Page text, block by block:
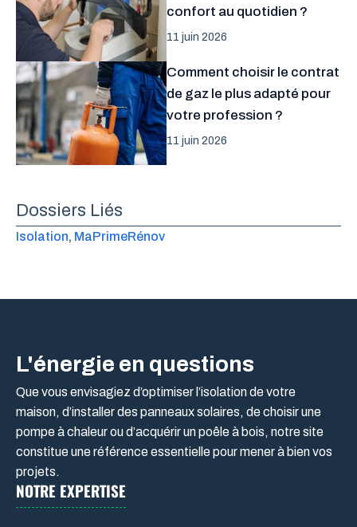
confort au quotidien ?
11 juin 2026
Comment choisir le contrat
de gaz le plus adapté pour
votre profession ?
11 juin 2026
Dossiers Liés
Isolation, MaPrimeRénov
L'énergie en questions
Que vous envisagiez d’optimiser l’isolation de votre
maison, d’installer des panneaux solaires, de choisir une
pompe à chaleur ou d’acquérir un poêle à bois, notre site
constitue une référence essentielle pour mener à bien vos
projets.
NOTRE EXPERTISE